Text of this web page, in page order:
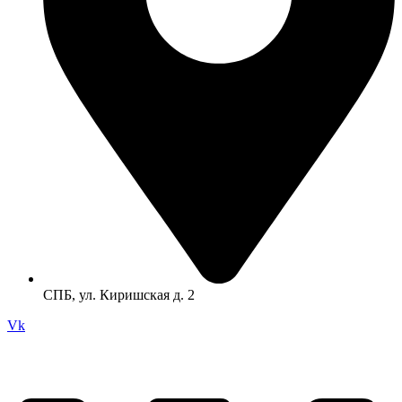
СПБ, ул. Киришская д. 2
Vk